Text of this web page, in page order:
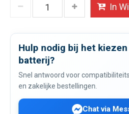
In
Hulp nodig bij het
batterij?
Snel antwoord voor
en zakelijke bestellingen.
Chat via